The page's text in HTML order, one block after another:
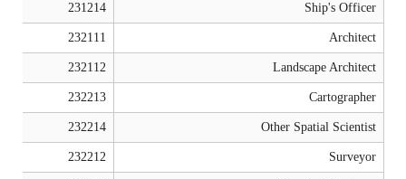
Ship's Officer
231214
Architect
232111
Landscape Architect
232112
Cartographer
232213
Other Spatial Scientist
232214
Surveyor
232212